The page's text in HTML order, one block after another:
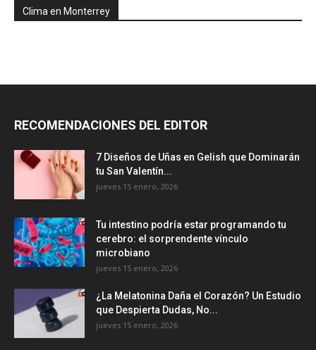
Clima en Monterrey
RECOMENDACIONES DEL EDITOR
7 Diseños de Uñas en Gelish que Dominarán
tu San Valentín...
jueves 15 enero, 2026
Tu intestino podría estar programando tu
cerebro: el sorprendente vínculo
microbiano
jueves 15 enero, 2026
¿La Melatonina Daña el Corazón? Un Estudio
que Despierta Dudas, No...
jueves 15 enero, 2026